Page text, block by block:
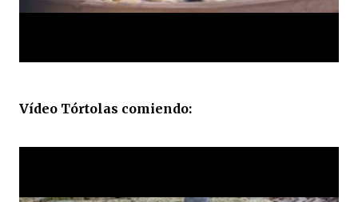
Vídeo Tórtolas comiendo: